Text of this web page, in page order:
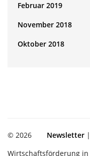
Februar 2019
November 2018
Oktober 2018
Newsletter |
© 2026
Wirtschaftsförderung in